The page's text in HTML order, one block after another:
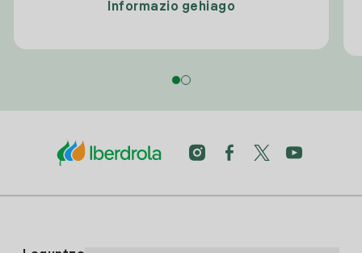
Informazio gehiago